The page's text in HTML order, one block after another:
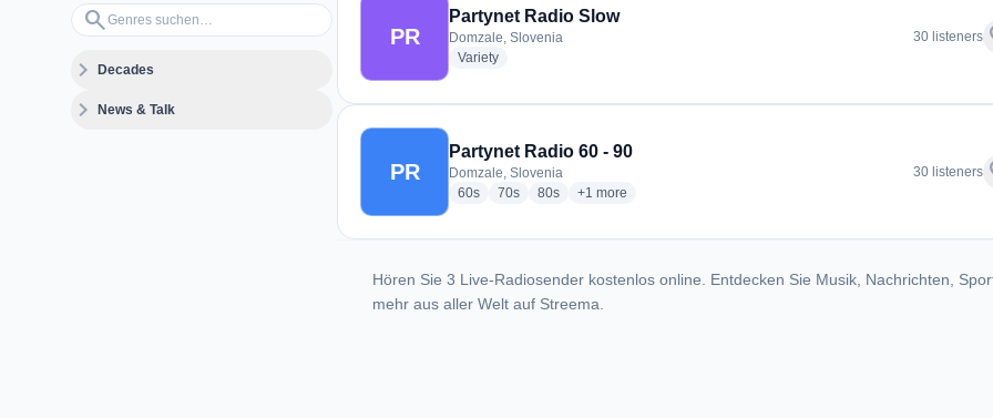
search
Genres suchen…
expand_moreDecades
expand_moreNews & Talk
PR
Partynet Radio Slow
Domzale, Slovenia
Varietyradio stations
30 listeners
PR
Partynet Radio 60 - 90
Domzale, Slovenia
60sradio stations
70sradio stations
80sradio stations
+1 more genres for Partynet Radio 60 - 90
more
30 listeners
Hören Sie 3 Live-Radiosender kostenlos online. Entdecken Sie Musik, Nachrichten,
mehr aus aller Welt auf Streema.